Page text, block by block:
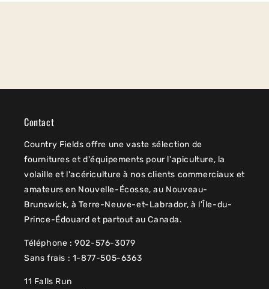
Contact
Country Fields offre une vaste sélection de
fournitures et d'équipements pour l'apiculture, la
volaille et l'acériculture à nos clients commerciaux et
amateurs en Nouvelle-Écosse, au Nouveau-
Brunswick, à Terre-Neuve-et-Labrador, à l'Île-du-
Prince-Édouard et partout au Canada.
Téléphone : 902-576-3079
Sans frais : 1-877-505-6363
11 Falls Run